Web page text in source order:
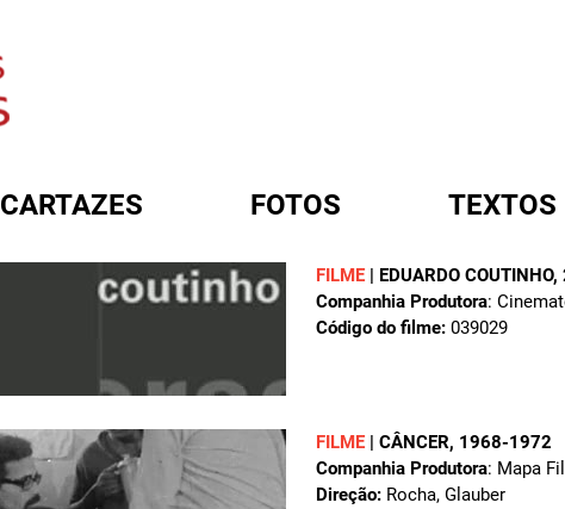
CARTAZES FOTOS TEXTOS
FILME | EDUARDO COUTINHO,
Companhia Produtora:
Código do filme: 039029
FILME | CÂNCER, 1968-1972
Companhia Produtora: Mapa
Direção: Rocha, Glauber